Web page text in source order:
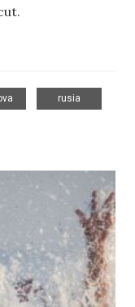
rusia